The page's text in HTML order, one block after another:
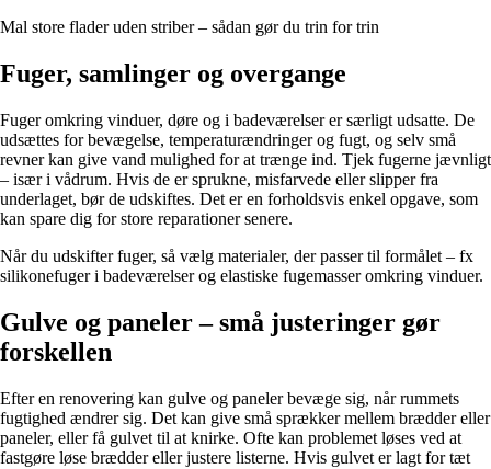
Mal store flader uden striber – sådan gør du trin for trin
Fuger, samlinger og overgange
Fuger omkring vinduer, døre og i badeværelser er særligt udsatte. De
udsættes for bevægelse, temperaturændringer og fugt, og selv små
revner kan give vand mulighed for at trænge ind. Tjek fugerne jævnligt
– især i vådrum. Hvis de er sprukne, misfarvede eller slipper fra
underlaget, bør de udskiftes. Det er en forholdsvis enkel opgave, som
kan spare dig for store reparationer senere.
Når du udskifter fuger, så vælg materialer, der passer til formålet – fx
silikonefuger i badeværelser og elastiske fugemasser omkring vinduer.
Gulve og paneler – små justeringer gør
forskellen
Efter en renovering kan gulve og paneler bevæge sig, når rummets
fugtighed ændrer sig. Det kan give små sprækker mellem brædder eller
paneler, eller få gulvet til at knirke. Ofte kan problemet løses ved at
fastgøre løse brædder eller justere listerne. Hvis gulvet er lagt for tæt